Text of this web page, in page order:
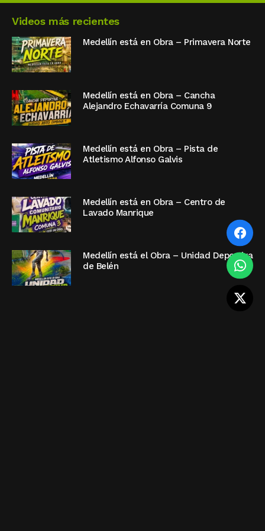
Videos más recientes
Medellín está en Obra – Primavera Norte
Medellín está en Obra – Cancha
Alejandro Echavarría Comuna 9
Medellín está en Obra – Pista de
Atletismo Alfonso Galvis
Medellín está en Obra – Centro de
Lavado Manrique
Medellín está el Obra – Unidad Deportiva
de Belén